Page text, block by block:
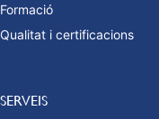
Formació
Qualitat i certificacions
SERVEIS